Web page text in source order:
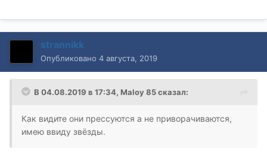
strannikk
Опубликовано 4 августа, 2019
В 04.08.2019 в 17:34, Maloy 85сказал:
Как видите они прессуются а не приворачиваются,
имею ввиду звёзды.